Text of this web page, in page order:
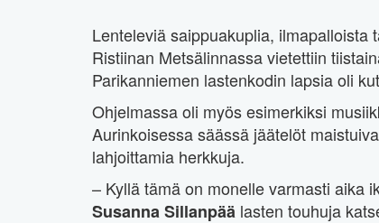
Lenteleviä saippuakuplia,
Ristiinan Metsälinnassa vietettiin
Parikanniemen lastenkodin lapsia oli
Ohjelmassa oli myös esimerkiksi
Aurinkoisessa säässä jäätelöt
lahjoittamia herkkuja.
– Kyllä tämä on monelle varmasti aika
Susanna Sillanpää lasten touhuja